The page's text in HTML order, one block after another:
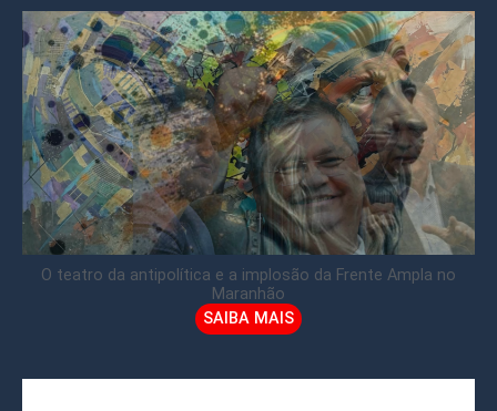
O teatro da antipolítica e a implosão da Frente Ampla no
Maranhão
SAIBA MAIS